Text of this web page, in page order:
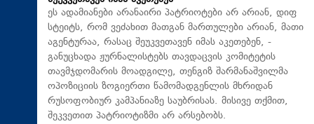
ეს ადამიანები არანაირი პატრიოტები არ არიან, დიფ
სტეიტს, რომ ვეძახით მათგან მართულები არიან, მათი
აგენტურაა, რასაც შეუკვეთავენ იმას აკეთებენ, -
განუცხადა ჟურნალისტებს თავდაცვის კომიტეტის
თავმჯდომარის მოადგილე, თენგიზ შარმანაშვილმა
ოპოზიციის ზოგიერთი წამომადგენლის მხრიდან
რუსოფობიურ კამპანიაზე საუბრისას. მისივე თქმით,
შეკვეთით პატრიოტიზმი არ არსებობს.